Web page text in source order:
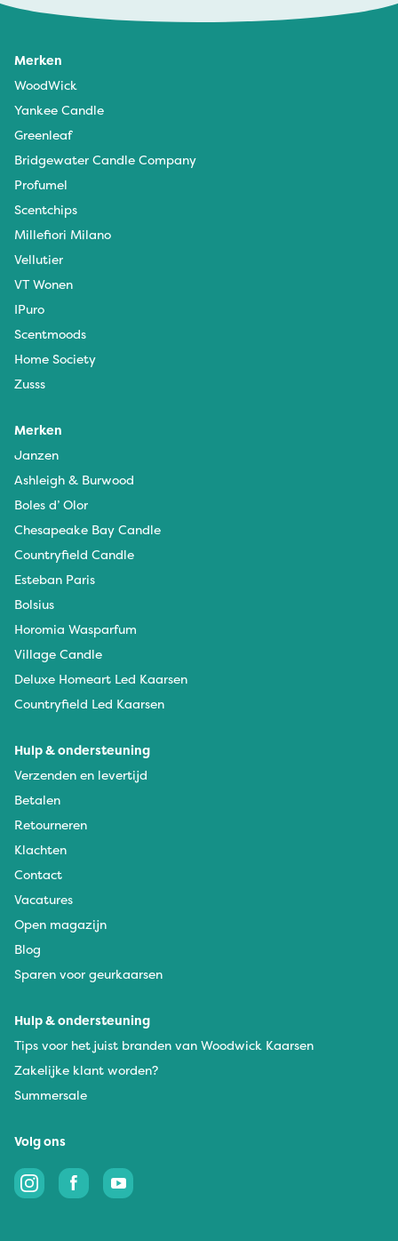
Merken
WoodWick
Yankee Candle
Greenleaf
Bridgewater Candle Company
Profumel
Scentchips
Millefiori Milano
Vellutier
VT Wonen
IPuro
Scentmoods
Home Society
Zusss
Merken
Janzen
Ashleigh & Burwood
Boles d’ Olor
Chesapeake Bay Candle
Countryfield Candle
Esteban Paris
Bolsius
Horomia Wasparfum
Village Candle
Deluxe Homeart Led Kaarsen
Countryfield Led Kaarsen
Hulp & ondersteuning
Verzenden en levertijd
Betalen
Retourneren
Klachten
Contact
Vacatures
Open magazijn
Blog
Sparen voor geurkaarsen
Hulp & ondersteuning
Tips voor het juist branden van Woodwick Kaarsen
Zakelijke klant worden?
Summersale
Volg ons